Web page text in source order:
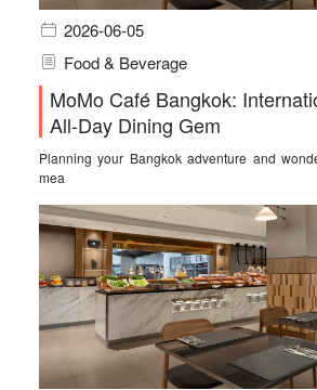
2026-06-05
Food & Beverage
MoMo Café Bangkok:
All-Day Dining Gem
Planning your Bangkok adventure and
mea